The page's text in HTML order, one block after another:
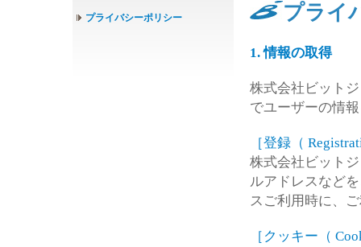
プライバシーポリシー プライ
1. 情報の取得
株式会社ビット
でユーザーの情
［登録（
株式会社ビット
ルアドレスなど
スご利用時に、
［クッキー（